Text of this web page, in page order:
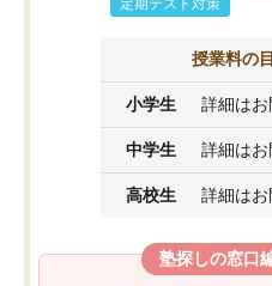
授業料の
小学生 詳細は
中学生 詳細は
高校生 詳細は
塾探しの窓口